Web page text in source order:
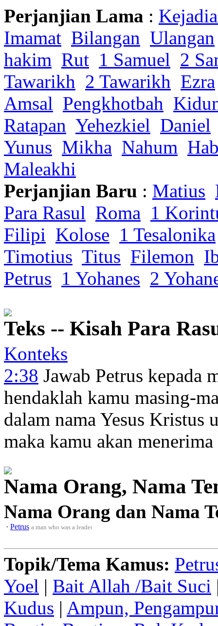
Perjanjian Lama :
Imamat Bilangan Ulangan
hakim Rut 1 Samuel 2
Tawarikh 2 Tawarikh Ezra
Amsal Pengkhotbah
Ratapan Yehezkiel Daniel
Yunus Mikha Nahum
Maleakhi
Perjanjian Baru : Matius
Para Rasul Roma 1
Filipi Kolose 1 Tesalonika
Timotius Titus Filemon
Petrus 1 Yohanes 2
Teks -- Kisah Para
Konteks
2:38 Jawab Petrus kepada
hendaklah kamu masing-
dalam nama Yesus Kristus
maka kamu akan menerima
Nama Orang, Nama
Nama Orang dan Nama
· Petrus a man who was a leader among the twelve apostles and wrote the two
Topik/Tema Kamus:
Yoel | Bait Allah /Bait Suci
Kudus | Ampun,